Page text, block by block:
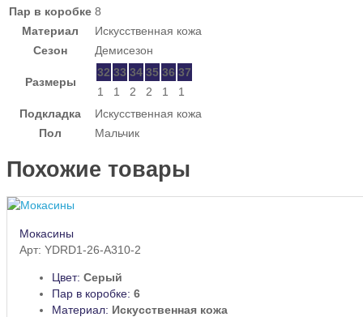
Пар в коробке 8
Материал
Искусственная кожа
Сезон
Демисезон
Размеры
32 33 34 35 36 37
1
1 2 2 1
1
Подкладка
Искусственная кожа
Пол
Мальчик
Похожие товары
Мокасины
Арт: YDRD1-26-A310-2
Цвет: Серый
Пар в коробке: 6
Материал: Искусственная кожа